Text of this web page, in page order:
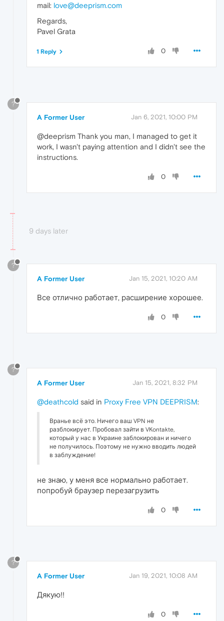
mail: love@deeprism.com
Regards,
Pavel Grata
0
1 Reply
?
A Former User Jan 6, 2021, 10:00 PM
@deeprism Thank you man, I managed to get it
work, I wasn't paying attention and I didn't see the
instructions.
0
9 days later
?
A Former User Jan 15, 2021, 10:20 AM
Все отлично работает, расширение хорошее.
0
?
A Former User Jan 15, 2021, 8:32 PM
@deathcold said in Proxy Free VPN DEEPRISM:
Вранье всё это. Ничего ваш VPN не
разблокирует. Пробовал зайти в VKontakte,
который у нас в Украине заблокирован и ничего
не получилось. Поэтому не нужно вводить людей
в заблуждение!
не знаю, у меня все нормально работает.
попробуй браузер перезагрузить
0
?
A Former User Jan 19, 2021, 10:08 AM
Дякую!!
0